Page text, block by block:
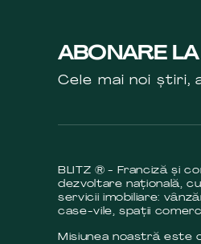
ABONARE
Cele mai noi știri,
BLITZ ® - Franciză și
dezvoltare națională,
servicii imobiliare:
case-vile, spații
Misiunea noastră este